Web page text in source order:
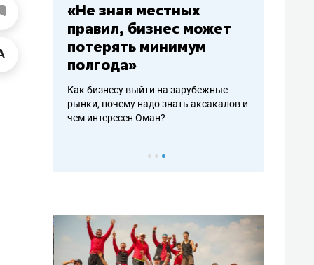
работа «Не зная местных
правил, бизнес может
потерять минимум
полгода»
Как бизнесу выйти на зарубежные
рынки, почему надо знать аксакалов и
чем интересен Оман?